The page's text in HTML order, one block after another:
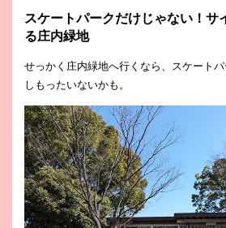
スケートパークだけじゃない！サ
る庄内緑地
せっかく庄内緑地へ行くなら、スケート
しもったいないかも。